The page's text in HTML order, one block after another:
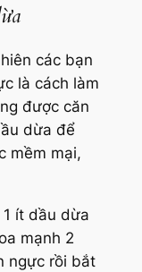
các bạn
là cách làm
được căn
dừa để
mềm mại,
ít dầu dừa
mạnh 2
ngực rồi bắt